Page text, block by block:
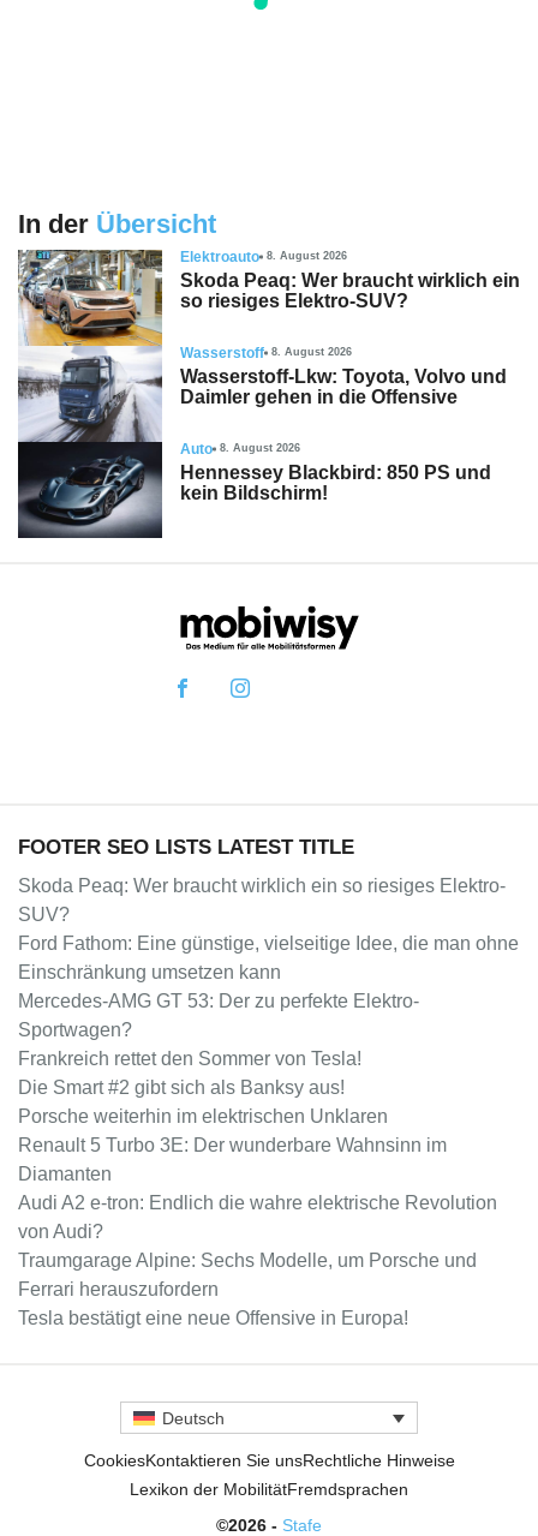
In der Übersicht
Elektroauto 8. August 2026
Skoda Peaq: Wer braucht wirklich ein
so riesiges Elektro-SUV?
Wasserstoff 8. August 2026
Wasserstoff-Lkw: Toyota, Volvo und
Daimler gehen in die Offensive
Auto 8. August 2026
Hennessey Blackbird: 850 PS und
kein Bildschirm!
FOOTER SEO LISTS LATEST TITLE
Skoda Peaq: Wer braucht wirklich ein so riesiges Elektro-
SUV?
Ford Fathom: Eine günstige, vielseitige Idee, die man ohne
Einschränkung umsetzen kann
Mercedes-AMG GT 53: Der zu perfekte Elektro-
Sportwagen?
Frankreich rettet den Sommer von Tesla!
Die Smart #2 gibt sich als Banksy aus!
Porsche weiterhin im elektrischen Unklaren
Renault 5 Turbo 3E: Der wunderbare Wahnsinn im
Diamanten
Audi A2 e-tron: Endlich die wahre elektrische Revolution
von Audi?
Traumgarage Alpine: Sechs Modelle, um Porsche und
Ferrari herauszufordern
Tesla bestätigt eine neue Offensive in Europa!
Deutsch
CookiesKontaktieren Sie unsRechtliche Hinweise
Lexikon der MobilitätFremdsprachen
©2026 - Stafe